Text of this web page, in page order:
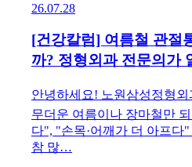
26.07.28
[건강칼럼] 여름철 관절
까? 정형외과 전문의가
안녕하세요! 노원삼성정형
무더운 여름이나 장마철만
다", "손목·어깨가 더 아프다
참 많…